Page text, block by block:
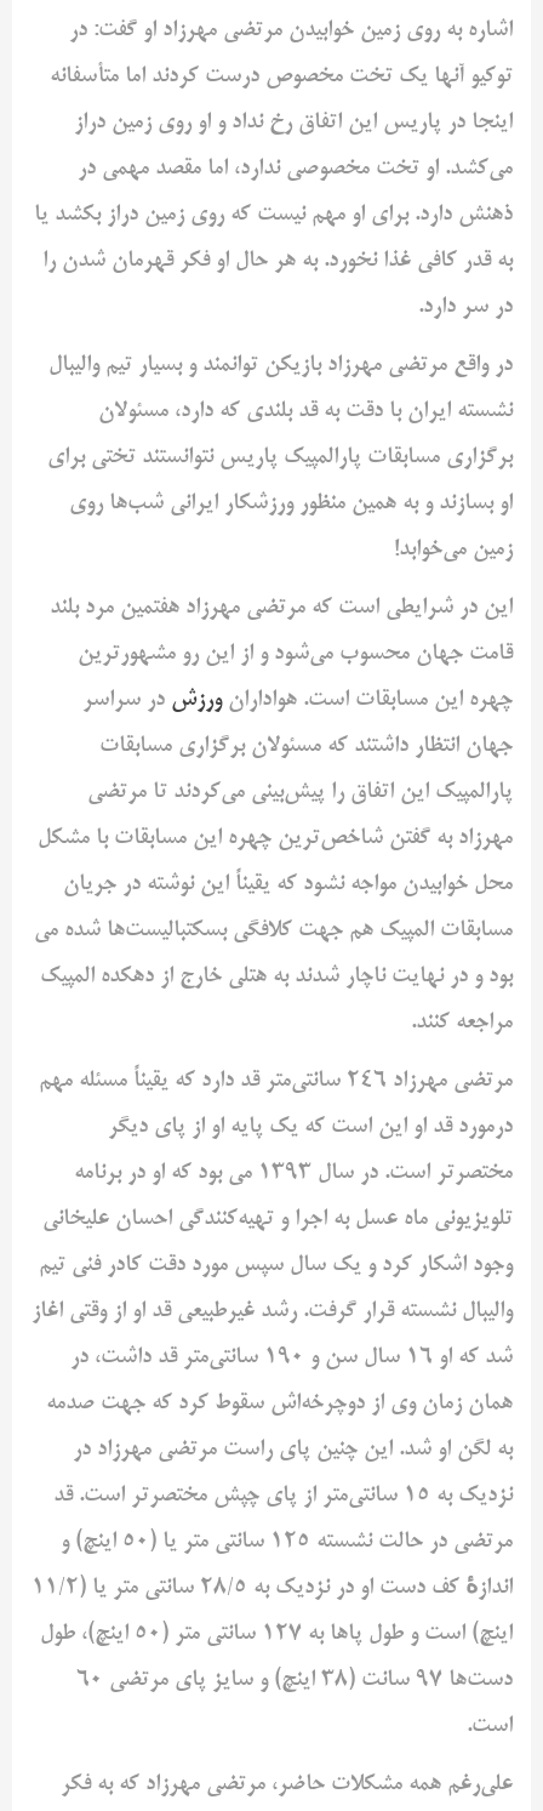
اشاره به روی زمین خوابیدن مرتضی مهرزاد او گفت: در
توکیو آنها یک تخت مخصوص درست کردند اما متأسفانه
اینجا در پاریس این اتفاق رخ نداد و او روی زمین دراز
می‌کشد. او تخت مخصوصی ندارد، اما مقصد مهمی در
ذهنش دارد. برای او مهم نیست که روی زمین دراز بکشد یا
به قدر کافی غذا نخورد. به هر حال او فکر قهرمان شدن را
در سر دارد.
در واقع مرتضی مهرزاد بازیکن توانمند و بسیار تیم والیبال
نشسته ایران با دقت به قد بلندی که دارد، مسئولان
برگزاری مسابقات پارالمپیک پاریس نتوانستند تختی برای
او بسازند و به همین منظور ورزشکار ایرانی ‌شب‌ها روی
زمین می‌خوابد!
این در شرایطی است که مرتضی مهرزاد هفتمین مرد بلند
قامت جهان محسوب می‌شود و از این رو مشهورترین
چهره این مسابقات است. هوادارانورزش در سراسر
جهان انتظار داشتند که مسئولان برگزاری مسابقات
پارالمپیک این اتفاق را پیش‌بینی می‌کردند تا مرتضی
مهرزاد به گفتن شاخص‌ترین چهره این مسابقات با مشکل
محل خوابیدن مواجه نشود که یقیناً این نوشته در جریان
مسابقات المپیک هم جهت کلافگی بسکتبالیست‌ها شده می
بود و در نهایت ناچار شدند به هتلی خارج از دهکده المپیک
مراجعه کنند.
مرتضی مهرزاد ۲۴۶ سانتی‌متر قد دارد که یقیناً مسئله مهم
درمورد قد او این است که یک پایه او از پای دیگر
مختصر‌تر است. در سال ۱۳۹۳ می بود که او در برنامه
تلویزیونی ماه عسل به اجرا و تهیه‌کنندگی احسان علیخانی
وجود اشکار کرد و یک سال سپس مورد دقت کادر فنی تیم
والیبال نشسته قرار گرفت. رشد غیرطبیعی قد او از وقتی اغاز
شد که او ۱۶ سال سن و ۱۹۰ سانتی‌متر قد داشت، در
همان زمان وی از دوچرخه‌اش سقوط کرد که جهت صدمه
به لگن او شد. این چنین پای راست مرتضی مهرزاد در
نزدیک به ۱۵ سانتی‌متر از پای چپش مختصر‌تر است. قد
مرتضی در حالت نشسته ۱۲۵ سانتی متر یا (۵٠ اینچ) و
اندازهٔ کف دست او در نزدیک به ٢٨/۵ سانتی متر یا (١١/٢
اینچ) است و طول پاها به ١٢٧ سانتی متر (۵٠ اینچ)، طول
دست‌ها ٩۷ سانت (٣٨ اینچ) و سایز پای مرتضی ۶٠
است.
علی‌رغم همه مشکلات حاضر، مرتضی مهرزاد که به فکر